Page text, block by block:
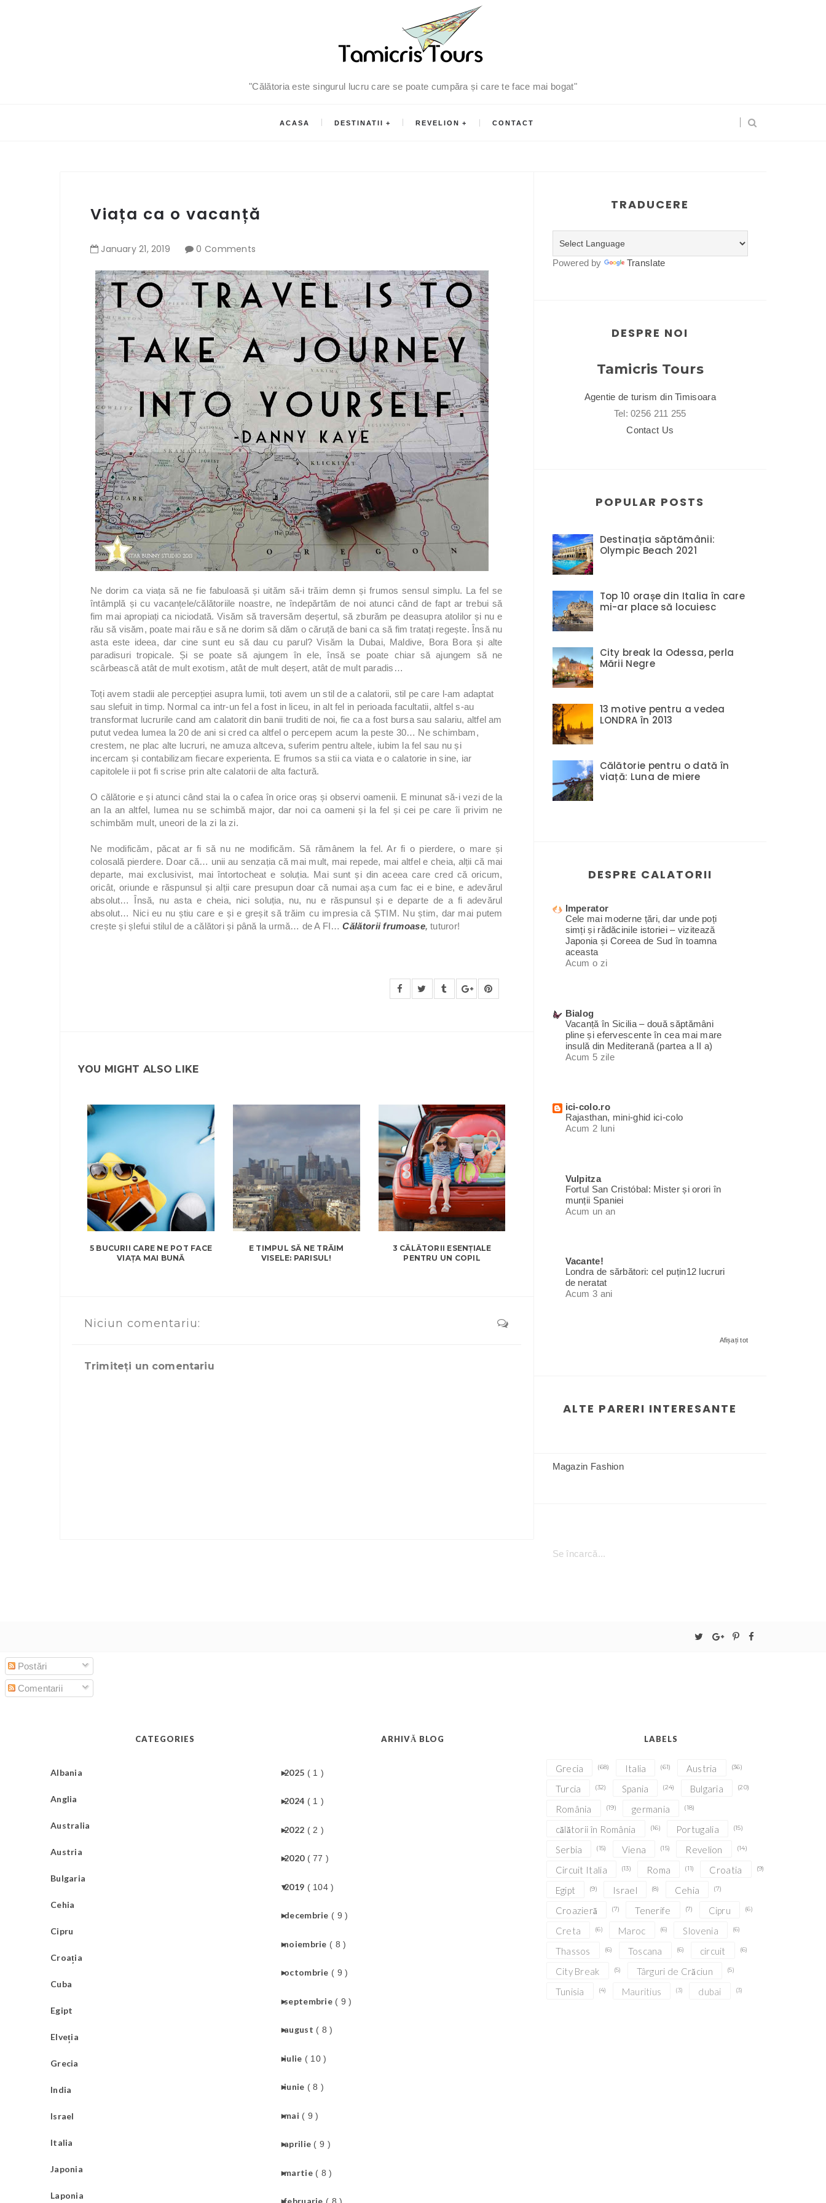
"Călătoria este singurul lucru care se poate cumpăra și care te face mai bogat"
ACASA DESTINATII REVELION CONTACT
Viața ca o vacanță
January 21, 2019 0 Comments
Ne dorim ca viața să ne fie fabuloasă și uităm să-i trăim demn și frumos sensul simplu. La fel se
întâmplă și cu vacanțele/călătoriile noastre, ne îndepărtăm de noi atunci când de fapt ar trebui să
fim mai apropiați ca niciodată. Visăm să traversăm deșertul, să zburăm pe deasupra atolilor și nu e
rău să visăm, poate mai rău e să ne dorim să dăm o căruță de bani ca să fim tratați regește. Însă nu
asta este ideea, dar cine sunt eu să dau cu parul? Visăm la Dubai, Maldive, Bora Bora și alte
paradisuri tropicale. Și se poate să ajungem în ele, însă se poate chiar să ajungem să ne
scârbească atât de mult exotism, atât de mult deșert, atât de mult paradis…
Toți avem stadii ale percepției asupra lumii, toti avem un stil de a calatorii, stil pe care l-am adaptat
sau slefuit in timp. Normal ca intr-un fel a fost in liceu, in alt fel in perioada facultatii, altfel s-au
transformat lucrurile cand am calatorit din banii truditi de noi, fie ca a fost bursa sau salariu, altfel am
putut vedea lumea la 20 de ani si cred ca altfel o percepem acum la peste 30… Ne schimbam,
crestem, ne plac alte lucruri, ne amuza altceva, suferim pentru altele, iubim la fel sau nu și
incercam și contabilizam fiecare experienta. E frumos sa stii ca viata e o calatorie in sine, iar
capitolele ii pot fi scrise prin alte calatorii de alta factură.
O călătorie e și atunci când stai la o cafea în orice oraș și observi oamenii. E minunat să-i vezi de la
an la an altfel, lumea nu se schimbă major, dar noi ca oameni și la fel și cei pe care îi privim ne
schimbăm mult, uneori de la zi la zi.
Ne modificăm, păcat ar fi să nu ne modificăm. Să rămânem la fel. Ar fi o pierdere, o mare și
colosală pierdere. Doar că… unii au senzația că mai mult, mai repede, mai altfel e cheia, alții că mai
departe, mai exclusivist, mai întortocheat e soluția. Mai sunt și din aceea care cred că oricum,
oricât, oriunde e răspunsul și alții care presupun doar că numai așa cum fac ei e bine, e adevărul
absolut… Însă, nu asta e cheia, nici soluția, nu, nu e răspunsul și e departe de a fi adevărul
absolut… Nici eu nu știu care e și e greșit să trăim cu impresia că ȘTIM. Nu știm, dar mai putem
crește și șlefui stilul de a călători și până la urmă… de A FI…Călătorii frumoase, tuturor!
YOU MIGHT ALSO LIKE
5 BUCURII CARE NE POT FACE
VIAȚA MAI BUNĂ
E TIMPUL SĂ NE TRĂIM
VISELE: PARISUL!
3 CĂLĂTORII ESENȚIALE
PENTRU UN COPIL
Niciun comentariu:
Trimiteți un comentariu
TRADUCERE
Powered by Translate
DESPRE NOI
Tamicris Tours
Agentie de turism din Timisoara
Tel: 0256 211 255
Contact Us
POPULAR POSTS
Destinația săptămânii:
Olympic Beach 2021
Top 10 orașe din Italia în care
mi-ar place să locuiesc
City break la Odessa, perla
Mării Negre
13 motive pentru a vedea
LONDRA în 2013
Călătorie pentru o dată în
viață: Luna de miere
DESPRE CALATORII
Imperator
Cele mai moderne țări, dar unde poți
simți și rădăcinile istoriei – vizitează
Japonia și Coreea de Sud în toamna
aceasta
Acum o zi
Bialog
Vacanță în Sicilia – două săptămâni
pline și efervescente în cea mai mare
insulă din Mediterană (partea a II a)
Acum 5 zile
ici-colo.ro
Rajasthan, mini-ghid ici-colo
Acum 2 luni
Vulpitza
Fortul San Cristóbal: Mister și orori în
munții Spaniei
Acum un an
Vacante!
Londra de sărbători: cel puțin12 lucruri
de neratat
Acum 3 ani
Afișați tot
ALTE PARERI INTERESANTE
Magazin Fashion
Se încarcă...
Postări
Comentarii
CATEGORIES
Albania
Anglia
Australia
Austria
Bulgaria
Cehia
Cipru
Croația
Cuba
Egipt
Elveția
Grecia
India
Israel
Italia
Japonia
Laponia
ARHIVĂ BLOG
►
2025 ( 1 )
►
2024 ( 1 )
►
2022 ( 2 )
►
2020 ( 77 )
▼
2019 ( 104 )
►
decembrie ( 9 )
►
noiembrie ( 8 )
►
octombrie ( 9 )
►
septembrie ( 9 )
►
august ( 8 )
►
iulie ( 10 )
►
iunie ( 8 )
►
mai ( 9 )
►
aprilie ( 9 )
►
martie ( 8 )
►
februarie
LABELS
Grecia (68) Italia (61) Austria (36)
Turcia (32) Spania (24) Bulgaria (20)
România (19) germania (18)
călătorii în România (16) Portugalia (15)
Serbia (15) Viena (15) Revelion (14)
Circuit Italia (13) Roma (11) Croatia (9)
Egipt (9) Israel (8) Cehia (7)
Croazieră (7) Tenerife (7) Cipru (6)
Creta (6) Maroc (6) Slovenia (6)
Thassos (6) Toscana (6) circuit (6)
City Break (5) Târguri de Crăciun (5)
Tunisia (4) Mauritius (3) dubai (3)